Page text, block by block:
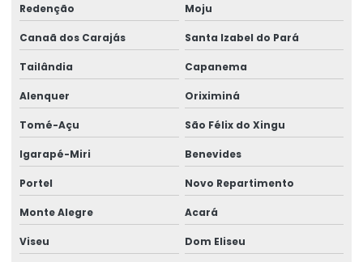
Redenção Moju
Canaã dos Carajás Santa Izabel do Pará
Tailândia Capanema
Alenquer Oriximiná
Tomé-Açu São Félix do Xingu
Igarapé-Miri Benevides
Portel Novo Repartimento
Monte Alegre Acará
Viseu Dom Eliseu